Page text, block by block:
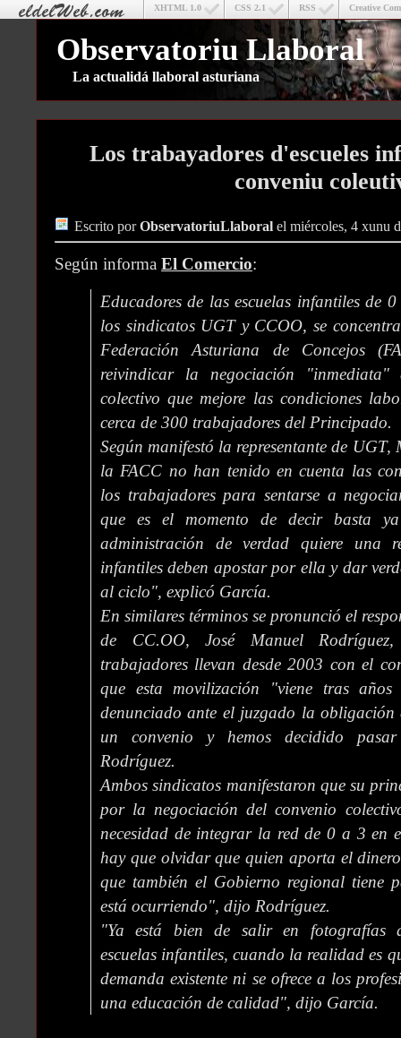
Creative
RSS
CSS 2.1
XHTML 1.0
Observatoriu Llaboral
La actualidá llaboral asturiana
Los trabayadores d'escueles
conveniu
Escrito porObservatoriuLlaboral el miércoles, 4 xunu
Según informa El Comercio:
Educadores de las escuelas infantiles de
los sindicatos UGT y CCOO, se
Federación Asturiana de Concejos
reivindicar la negociación
colectivo que mejore las condiciones
cerca de 300 trabajadores del Principado.
Según manifestó la representante de UGT,
la FACC no han tenido en cuenta las
los trabajadores para sentarse a
que es el momento de decir basta
administración de verdad quiere una
infantiles deben apostar por ella y dar
al ciclo", explicó García.
En similares términos se pronunció el
de CC.OO, José Manuel
trabajadores llevan desde 2003 con el
que esta movilización "viene tras años
denunciado ante el juzgado la
un convenio y hemos decidido
Rodríguez.
Ambos sindicatos manifestaron que su
por la negociación del convenio
necesidad de integrar la red de 0 a 3 en
hay que olvidar que quien aporta el
que también el Gobierno regional tiene
está ocurriendo", dijo Rodríguez.
"Ya está bien de salir en fotografías
escuelas infantiles, cuando la realidad es
demanda existente ni se ofrece a los
una educación de calidad", dijo García.